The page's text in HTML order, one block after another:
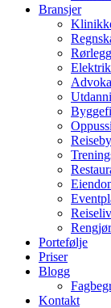
Bransjer
Portefølje
Priser
Blogg
Kontakt